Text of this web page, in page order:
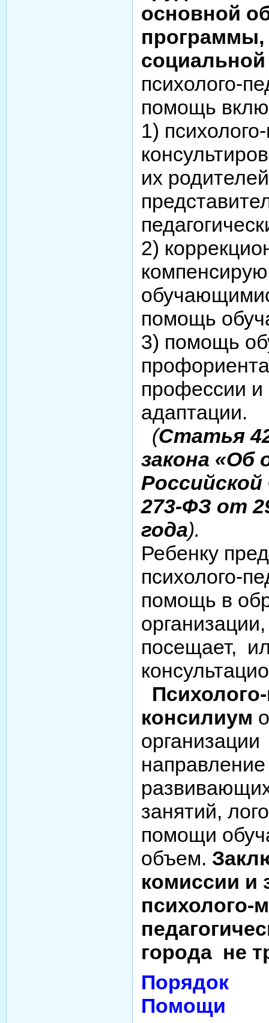
основной
программы,
психолого-
помощь
1)
их
2)
помощь
3) помощь
профессии и
адаптации.
(Статья
закона «Об
273-ФЗ от
года).
Ребенку
психолого-
помощь в
посещает,
консилиум
занятий,
помощи
объем.
комиссии и
психолого-
города не
Порядок
Помощи